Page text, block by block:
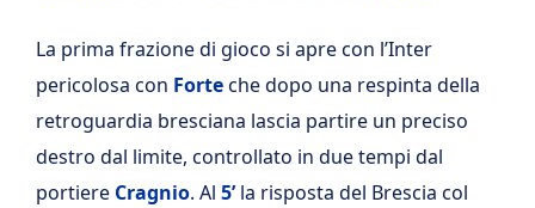
La prima frazione di gioco si apre con l’Inter
pericolosa con Forteche dopo una respinta della
retroguardia bresciana lascia partire un preciso
destro dal limite, controllato in due tempi dal
portiere Cragnio. Al 5’la risposta del Brescia col